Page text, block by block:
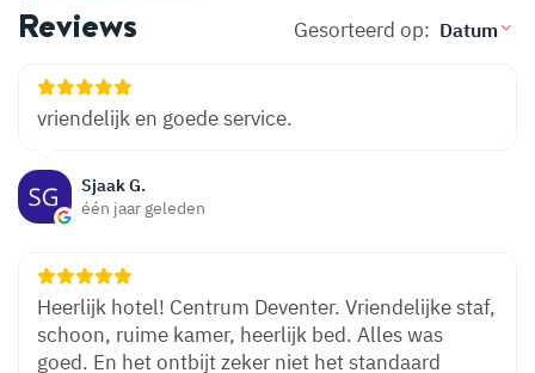
Reviews Gesorteerd op:
Sjaak G.
één jaar geleden
vriendelijk en goede service.
Heerlijk hotel! Centrum Deventer. Vriendelijke staf,
schoon, ruime kamer, heerlijk bed. Alles was
goed. En het ontbijt zeker niet het standaard